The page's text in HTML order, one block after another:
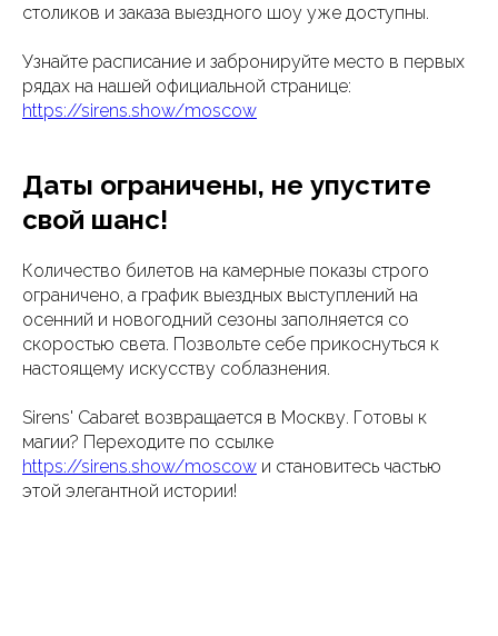
столиков и заказа выездного шоу уже доступны.
Узнайте расписание и забронируйте место в первых
рядах на нашей официальной странице:
https://sirens.show/moscow
Даты ограничены, не упустите
свой шанс!
Количество билетов на камерные показы строго
ограничено, а график выездных выступлений на
осенний и новогодний сезоны заполняется со
скоростью света. Позвольте себе прикоснуться к
настоящему искусству соблазнения.
Sirens' Cabaret возвращается в Москву. Готовы к
магии? Переходите по ссылке
https://sirens.show/moscow и становитесь частью
этой элегантной истории!